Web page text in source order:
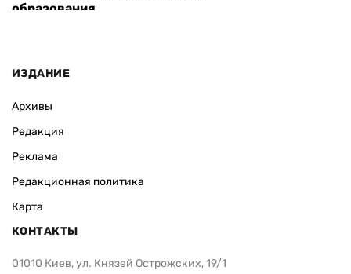
образования
ИЗДАНИЕ
Архивы
Редакция
Реклама
Редакционная политика
Карта
КОНТАКТЫ
01010 Киев, ул. Князей Острожских, 19/1